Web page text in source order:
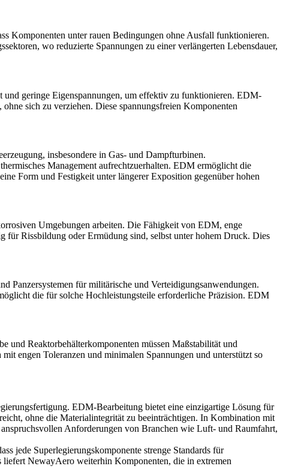
Komponenten unter rauen Bedingungen ohne Ausfall funktionieren.
wo reduzierte Spannungen zu einer verlängerten Lebensdauer,
geringe Eigenspannungen, um effektiv zu funktionieren. EDM-
sich zu verziehen. Diese spannungsfreien Komponenten
insbesondere in Gas- und Dampfturbinen.
Management aufrechtzuerhalten. EDM ermöglicht die
Form und Festigkeit unter längerer Exposition gegenüber hohen
Umgebungen arbeiten. Die Fähigkeit von EDM, enge
für Rissbildung oder Ermüdung sind, selbst unter hohem Druck. Dies
Panzersystemen für militärische und Verteidigungsanwendungen.
die für solche Hochleistungsteile erforderliche Präzision. EDM
und Reaktorbehälterkomponenten müssen Maßstabilität und
engen Toleranzen und minimalen Spannungen und unterstützt so
EDM-Bearbeitung bietet eine einzigartige Lösung für
ohne die Materialintegrität zu beeinträchtigen. In Kombination mit
Anforderungen von Branchen wie Luft- und Raumfahrt,
jede Superlegierungskomponente strenge Standards für
NewayAero weiterhin Komponenten, die in extremen